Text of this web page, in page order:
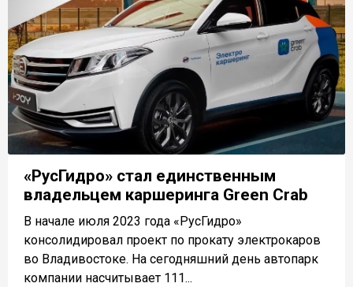
«РусГидро» стал единственным
владельцем каршеринга Green Crab
В начале июля 2023 года «РусГидро»
консолидировал проект по прокату электрокаров
во Владивостоке. На сегодняшний день автопарк
компании насчитывает 111...